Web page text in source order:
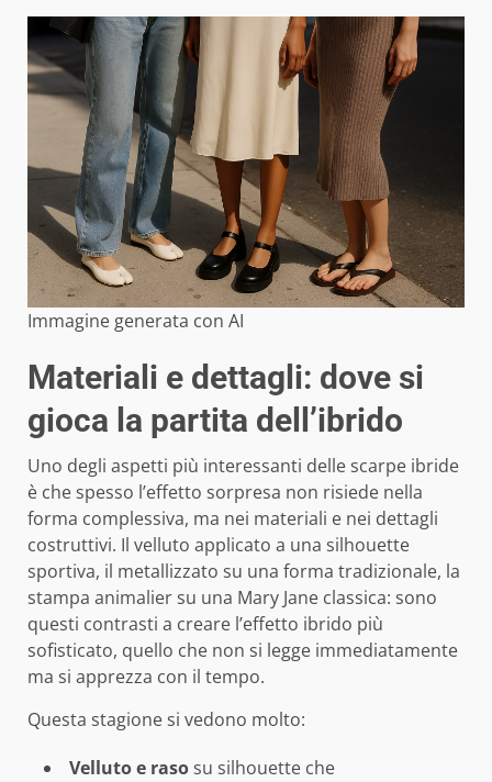
Immagine generata con AI
Materiali e dettagli: dove si
gioca la partita dell’ibrido
Uno degli aspetti più interessanti delle scarpe ibride
è che spesso l’effetto sorpresa non risiede nella
forma complessiva, ma nei materiali e nei dettagli
costruttivi. Il velluto applicato a una silhouette
sportiva, il metallizzato su una forma tradizionale, la
stampa animalier su una Mary Jane classica: sono
questi contrasti a creare l’effetto ibrido più
sofisticato, quello che non si legge immediatamente
ma si apprezza con il tempo.
Questa stagione si vedono molto:
Velluto e rasosu silhouette che